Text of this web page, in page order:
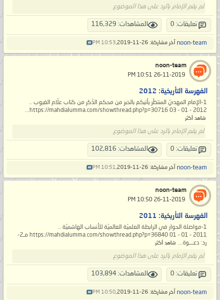
لم يقم الإمام بالرد على هذا الموضوع
تعليقات: 0 المشاهدات: 116,329
noon-team آخر مشاركة: 26-11-2019, 10:53 PM
noon-team
الفهرسة التأريخية: 2012
1-الإمام المهديّ المنتظَر يأتيكم بالخبر من محكم الذّكر من كتاب علّام الغيوب ..
https://mahdialumma.com/showthread.php?p=30716 03 - 01 - 2012...
شاهد أكثر
لم يقم الإمام بالرد على هذا الموضوع
تعليقات: 0 المشاهدات: 102,816
noon-team آخر مشاركة: 26-11-2019, 10:51 PM
noon-team
الفهرسة التأريخية: 2011
1-مواصلة الحوار في الرابطة العلميّة العالميّة للأنساب الهاشميّة ..
https://mahdialumma.com/showthread.php?p=36840 01 - 01 - 2011 مـ2-
رد: دعـــوة... شاهد أكثر
لم يقم الإمام بالرد على هذا الموضوع
تعليقات: 0 المشاهدات: 103,894
noon-team آخر مشاركة: 26-11-2019, 10:50 PM